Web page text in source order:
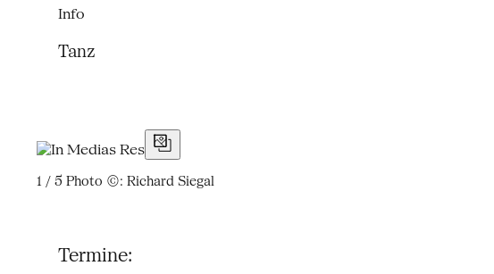
Info
Tanz
1 / 5 Photo ©: Richard Siegal
Termine: